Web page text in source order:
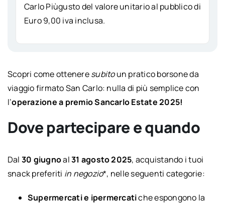
Carlo Piùgusto del valore unitario al pubblico di
Euro 9,00 iva inclusa.
Scopri come otteneresubitoun pratico borsone da
viaggio firmato San Carlo: nulla di più semplice con
l’operazione a premio Sancarlo Estate 2025!
Dove partecipare e quando
Dal 30 giugnoal31 agosto 2025, acquistando i tuoi
snack preferiti in negozio*, nelle seguenti categorie:
Supermercati e ipermercatiche espongono la